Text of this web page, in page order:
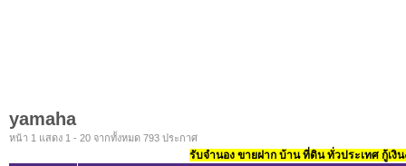
yamaha
หน้า 1 แสดง 1 - 20 จากทั้งหมด 793 ประกาศ
รับจำนอง ขายฝาก บ้าน ที่ดิน ทั่วประเทศ กู้เงิ